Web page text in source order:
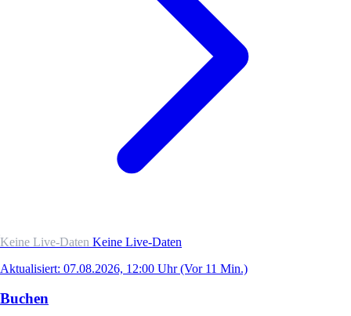
Keine Live-Daten Keine Live-Daten
Aktualisiert: 07.08.2026, 12:00 Uhr(Vor 11 Min.)
Buchen